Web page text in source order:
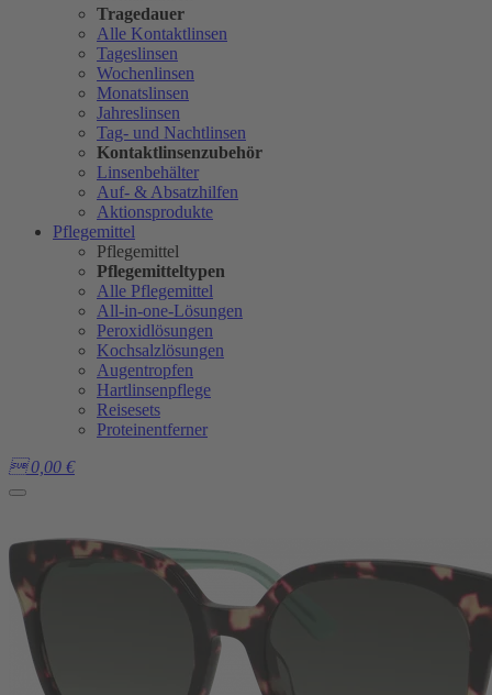
Tragedauer
Alle Kontaktlinsen
Tageslinsen
Wochenlinsen
Monatslinsen
Jahreslinsen
Tag- und Nachtlinsen
Kontaktlinsenzubehör
Linsenbehälter
Auf- & Absatzhilfen
Aktionsprodukte
Pflegemittel
Pflegemittel
Pflegemitteltypen
Alle Pflegemittel
All-in-one-Lösungen
Peroxidlösungen
Kochsalzlösungen
Augentropfen
Hartlinsenpflege
Reisesets
Proteinentferner
 0,00 €